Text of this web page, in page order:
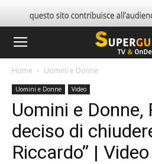
Home Uomini e Donne
Uomini e Donne Video
Uomini e Donne,
deciso di
Riccardo” |